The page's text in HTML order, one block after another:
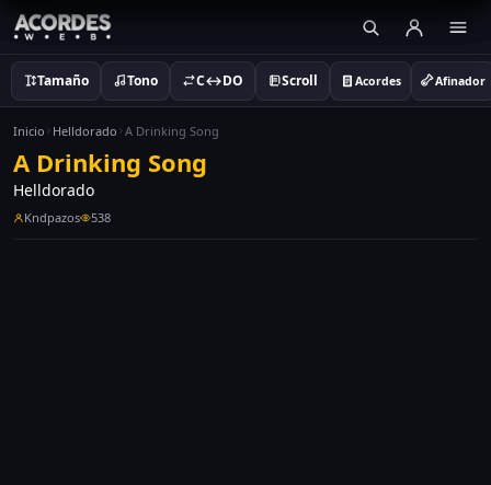
Tamaño Tono C↔DO Scroll Acordes Afinador
Inicio Helldorado A Drinking Song
A Drinking Song
Helldorado
Kndpazos 538